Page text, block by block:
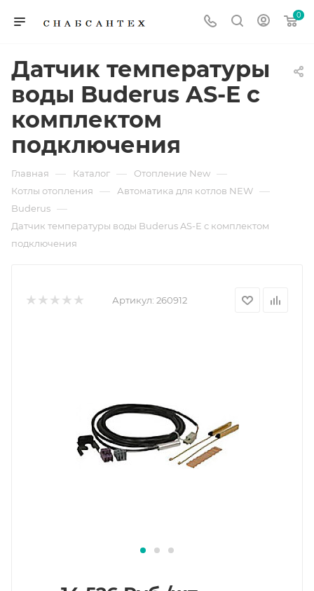
0
Датчик температуры
воды Buderus AS-E с
комплектом
подключения
Главная — Каталог — Отопление New —
Котлы отопления — Автоматика для котлов NEW —
Buderus —
Датчик температуры воды Buderus AS-E с комплектом
подключения
Артикул: 260912